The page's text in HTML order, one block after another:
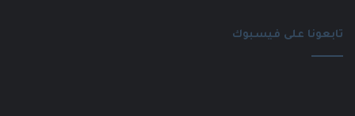
تابعونا على فيسبوك